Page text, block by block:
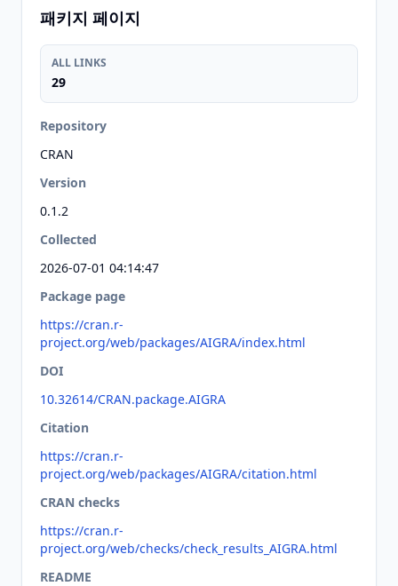
패키지 페이지
ALL LINKS
29
Repository
CRAN
Version
0.1.2
Collected
2026-07-01 04:14:47
Package page
https://cran.r-
project.org/web/packages/AIGRA/index.html
DOI
10.32614/CRAN.package.AIGRA
Citation
https://cran.r-
project.org/web/packages/AIGRA/citation.html
CRAN checks
https://cran.r-
project.org/web/checks/check_results_AIGRA.html
README